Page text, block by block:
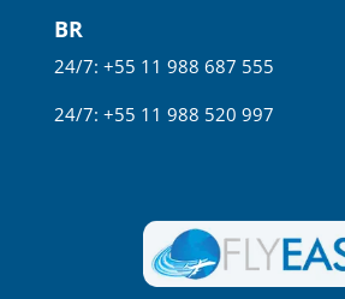
BR
24/7: +55 11 988 687 555
24/7: +55 11 988 520 997